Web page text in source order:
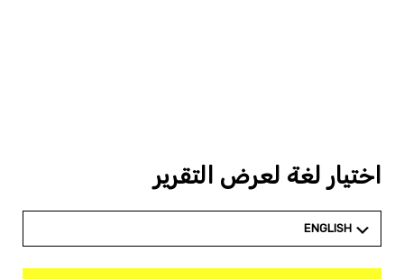
اختيار لغة لعرض التقرير
ENGLISH